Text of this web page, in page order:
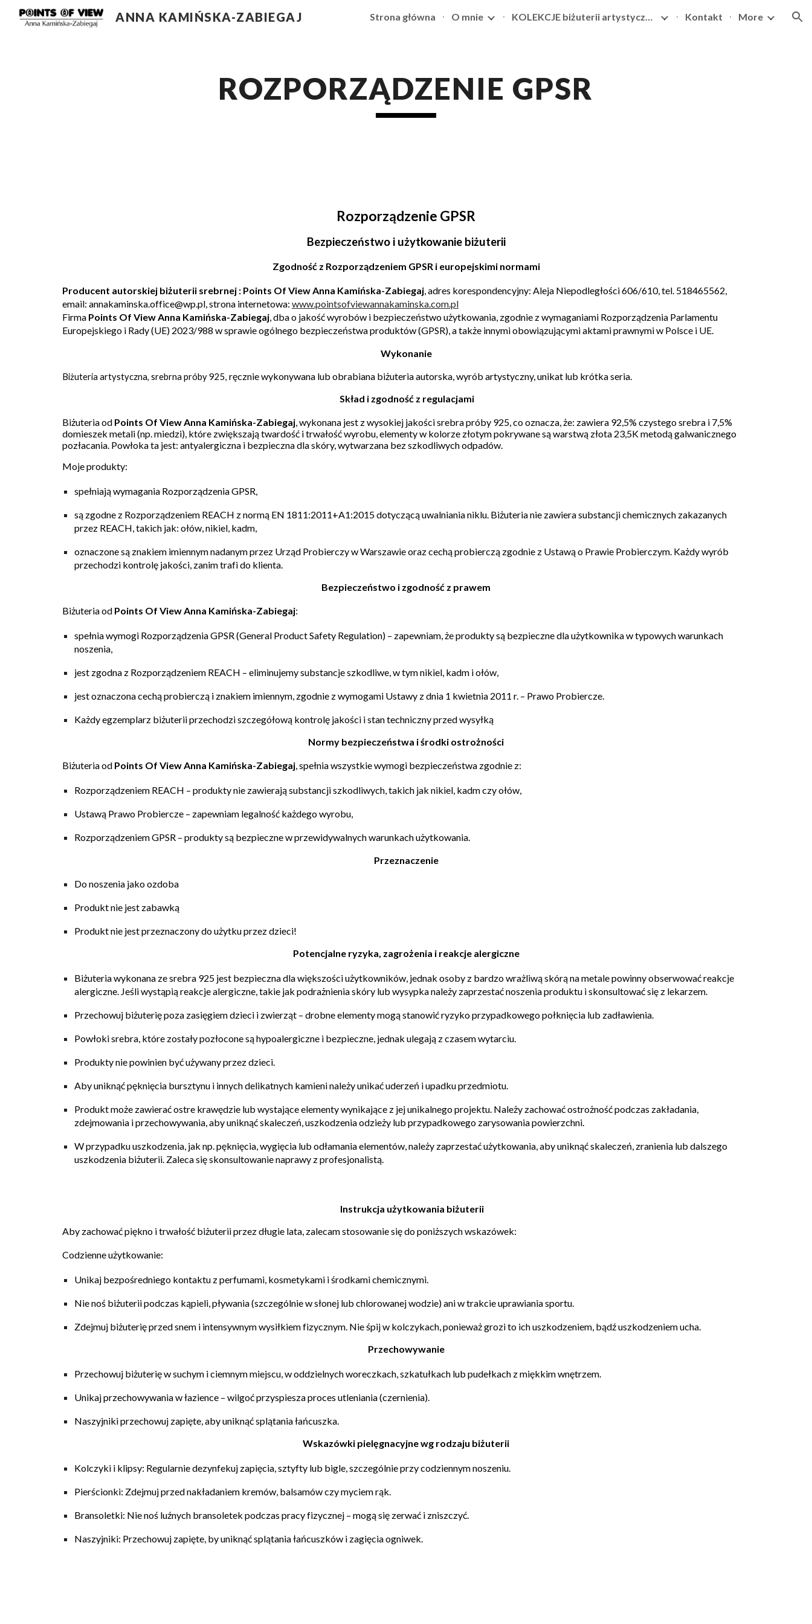
Skip to main content Skip to navigation
ANNA KAMIŃSKA-ZABIEGAJ Strona główna O mnie KOLEKCJE biżuterii artystycznej Kontakt More
ROZPORZĄDZENIE GPSR
Rozporządzenie GPSR
Bezpieczeństwo i użytkowanie biżuterii
Zgodność z Rozporządzeniem GPSR i europejskimi normami
Producent autorskiej biżuterii srebrnej : Points Of View Anna Kamińska-Zabiegaj, adres korespondencyjny: Aleja Niepodległości 606/610, tel. 518465562,
email: annakaminska.office@wp.pl, strona internetowa: www.pointsofviewannakaminska.com.pl
Firma Points Of View Anna Kamińska-Zabiegaj,dba o jakość wyrobówi bezpieczeństwo użytkowania, zgodnie z wymaganiami Rozporządzenia Parlamentu
Europejskiego i Rady (UE) 2023/988 w sprawie ogólnego bezpieczeństwa produktów (GPSR), a także innymi obowiązującymi aktami prawnymi w Polsce i UE.
Wykonanie
Biżuteria artystyczna, srebrna próby 925, ręcznie wykonywana lub obrabiana biżuteria autorska, wyrób artystyczny, unikat lub krótka seria.
Skład i zgodność z regulacjami
Biżuteria od Points Of View Anna Kamińska-Zabiegaj,wykonana jest z wysokiej jakości srebra próby 925, co oznacza, że: zawiera 92,5% czystego srebrai 7,5%
domieszek metali (np. miedzi), które zwiększają twardość i trwałość wyrobu, elementy w kolorze złotym pokrywane są warstwą złota 23,5K metodą galwanicznego
pozłacania. Powłoka ta jest: antyalergicznai bezpieczna dla skóry, wytwarzana bez szkodliwych odpadów.
Moje produkty:
spełniają wymagania Rozporządzenia GPSR,
są zgodne z Rozporządzeniem REACH z normą EN 1811:2011+A1:2015 dotyczącą uwalniania niklu. Biżuteria nie zawiera substancji chemicznych zakazanych
przez REACH, takich jak: ołów, nikiel, kadm,
oznaczone są znakiem imiennym nadanym przez Urząd Probierczy w Warszawie orazcechą probierczą zgodnie z Ustawą o Prawie Probierczym. Każdy wyrób
przechodzi kontrolę jakości, zanim trafi do klienta.
Bezpieczeństwo i zgodność z prawem
Biżuteriaod Points Of View Anna Kamińska-Zabiegaj:
spełnia wymogi Rozporządzenia GPSR(General Product Safety Regulation) – zapewniam, że produkty są bezpieczne dla użytkownika w typowych warunkach
noszenia,
jest zgodna z Rozporządzeniem REACH – eliminujemy substancje szkodliwe, w tym nikiel, kadm i ołów,
jest oznaczonacechą probiercząi znakiem imiennym, zgodnie z wymogami Ustawy z dnia 1 kwietnia 2011 r. – Prawo Probiercze.
Każdy egzemplarz biżuterii przechodzi szczegółową kontrolę jakościi stan techniczny przed wysyłką
Normy bezpieczeństwa i środki ostrożności
Biżuteriaod Points Of View Anna Kamińska-Zabiegaj,spełnia wszystkie wymogi bezpieczeństwa zgodnie z:
Rozporządzeniem REACH – produkty nie zawierają substancji szkodliwych, takich jak nikiel, kadm czy ołów,
Ustawą Prawo Probiercze– zapewniam legalność każdego wyrobu,
Rozporządzeniem GPSR– produkty są bezpieczne w przewidywalnych warunkach użytkowania.
Przeznaczenie
Do noszenia jako ozdoba
Produkt nie jest zabawką
Produkt nie jest przeznaczony do użytku przez dzieci!
Potencjalne ryzyka, zagrożenia i reakcje alergiczne
Biżuteria wykonana ze srebra 925 jest bezpiecznadla większości użytkowników, jednak osoby z bardzo wrażliwą skórąna metalepowinny obserwować reakcje
alergiczne. Jeśli wystąpiąreakcje alergiczne, takie jak podrażnienia skóry lub wysypkanależy zaprzestać noszenia produktu i skonsultować się z lekarzem.
Przechowuj biżuteriępoza zasięgiem dzieci i zwierząt– drobne elementy mogą stanowić ryzyko przypadkowego połknięcia lub zadławienia.
Powłokisrebra, które zostały pozłocone są hypoalergiczne i bezpieczne, jednak ulegają z czasem wytarciu.
Produkty nie powinien być używany przez dzieci.
Aby uniknąć pęknięcia bursztynu i innych delikatnych kamieni należy unikać uderzeń i upadku przedmiotu.
Produkt może zawierać ostre krawędzie lub wystające elementywynikające z jej unikalnego projektu. Należy zachować ostrożność podczas zakładania,
zdejmowania i przechowywania, aby uniknąć skaleczeń, uszkodzenia odzieży lub przypadkowego zarysowania powierzchni.
W przypadku uszkodzenia, jak np. pęknięcia, wygięcia lub odłamania elementów, należy zaprzestać użytkowania, aby uniknąć skaleczeń, zranienia lub dalszego
uszkodzenia biżuterii. Zaleca się skonsultowanie naprawy z profesjonalistą.
Instrukcja użytkowania biżuterii
Aby zachować piękno i trwałość biżuterii przez długie lata, zalecam stosowanie się do poniższych wskazówek:
Codzienne użytkowanie:
Unikaj bezpośredniego kontaktu z perfumami, kosmetykami i środkami chemicznymi.
Nie noś biżuterii podczas kąpieli, pływania (szczególnie w słonej lub chlorowanej wodzie) ani w trakcie uprawiania sportu.
Zdejmuj biżuterię przed snem i intensywnym wysiłkiem fizycznym. Nie śpij w kolczykach, ponieważ grozi to ich uszkodzeniem, bądź uszkodzeniem ucha.
Przechowywanie
Przechowuj biżuterię wsuchym i ciemnym miejscu, w oddzielnych woreczkach, szkatułkach lub pudełkach z miękkim wnętrzem.
Unikaj przechowywania w łazience – wilgoć przyspiesza proces utleniania (czernienia).
Naszyjniki przechowuj zapięte, aby uniknąć splątania łańcuszka.
Wskazówki pielęgnacyjne wg rodzaju biżuterii
Kolczyki i klipsy: Regularnie dezynfekuj zapięcia, sztyfty lub bigle, szczególnie przy codziennym noszeniu.
Pierścionki: Zdejmuj przed nakładaniem kremów, balsamów czy myciem rąk.
Bransoletki: Nie noś luźnych bransoletek podczas pracy fizycznej – mogą się zerwać i zniszczyć.
Naszyjniki: Przechowuj zapięte, by uniknąć splątania łańcuszków i zagięcia ogniwek.